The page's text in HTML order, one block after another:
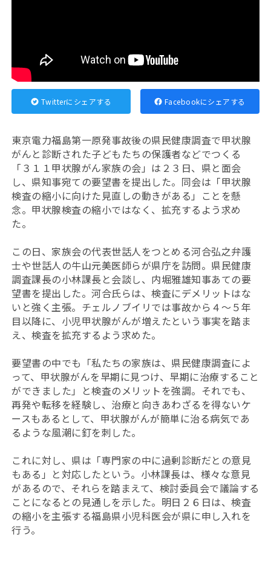
Twitterにシェアする Facebookにシェアする
東京電力福島第一原発事故後の県民健康調査で甲状腺
がんと診断された子どもたちの保護者などでつくる
「３１１甲状腺がん家族の会」は２３日、県と面会
し、県知事宛ての要望書を提出した。同会は「甲状腺
検査の縮小に向けた見直しの動きがある」ことを懸
念。甲状腺検査の縮小ではなく、拡充するよう求め
た。
この日、家族会の代表世話人をつとめる河合弘之弁護
士や世話人の牛山元美医師らが県庁を訪問。県民健康
調査課長の小林課長と会談し、内堀雅雄知事あての要
望書を提出した。河合氏らは、検査にデメリットはな
いと強く主張。チェルノブイリでは事故から４～５年
目以降に、小児甲状腺がんが増えたという事実を踏ま
え、検査を拡充するよう求めた。
要望書の中でも「私たちの家族は、県民健康調査によ
って、甲状腺がんを早期に見つけ、早期に治療すること
ができました」と検査のメリットを強調。それでも、
再発や転移を経験し、治療と向きあわざるを得ないケ
ースもあるとして、甲状腺がんが簡単に治る病気であ
るような風潮に釘を刺した。
これに対し、県は「専門家の中に過剰診断だとの意見
もある」と対応したという。小林課長は、様々な意見
があるので、それらを踏まえて、検討委員会で議論する
ことになるとの見通しを示した。明日２６日は、検査
の縮小を主張する福島県小児科医会が県に申し入れを
行う。